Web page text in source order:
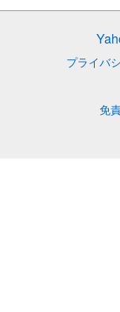
プライバ
免